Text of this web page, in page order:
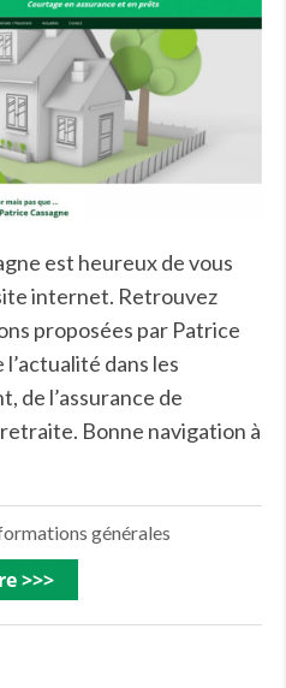
est heureux de vous
internet. Retrouvez
proposées par Patrice
dans les
de l’assurance de
Bonne navigation à
générales
>>>